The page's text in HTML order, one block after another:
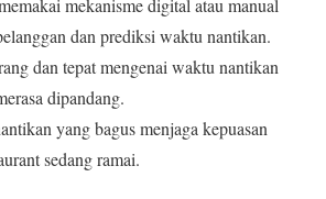
mekanisme digital atau manual
dan prediksi waktu nantikan.
dan tepat mengenai waktu nantikan
dipandang.
yang bagus menjaga kepuasan
sedang ramai.